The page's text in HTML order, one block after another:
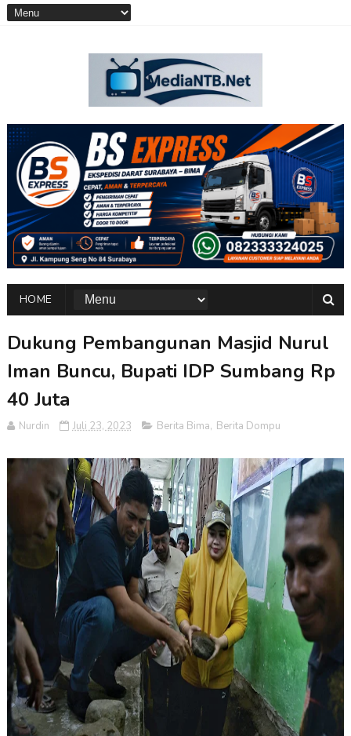
HOME
Dukung Pembangunan Masjid Nurul
Iman Buncu, Bupati IDP Sumbang Rp
40 Juta
Nurdin Juli 23, 2023 Berita Bima, Berita Dompu